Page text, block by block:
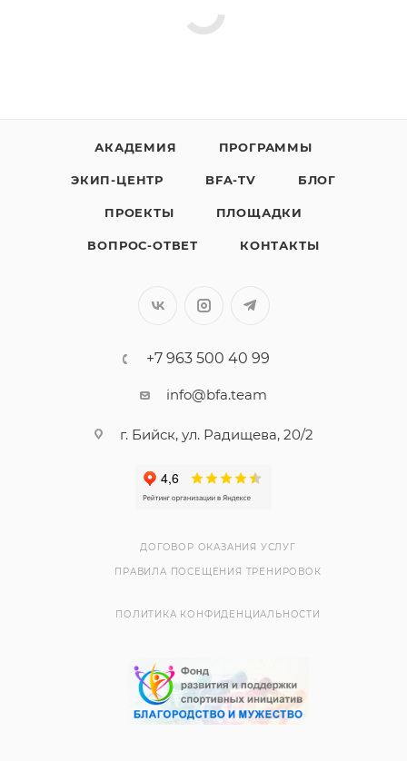
АКАДЕМИЯ ПРОГРАММЫ
ЭКИП-ЦЕНТР BFA-TV БЛОГ
ПРОЕКТЫ ПЛОЩАДКИ
ВОПРОС-ОТВЕТ КОНТАКТЫ
+7 963 500 40 99
info@bfa.team
г. Бийск, ул. Радищева, 20/2
ДОГОВОР ОКАЗАНИЯ УСЛУГ
ПРАВИЛА ПОСЕЩЕНИЯ ТРЕНИРОВОК
ПОЛИТИКА КОНФИДЕНЦИАЛЬНОСТИ